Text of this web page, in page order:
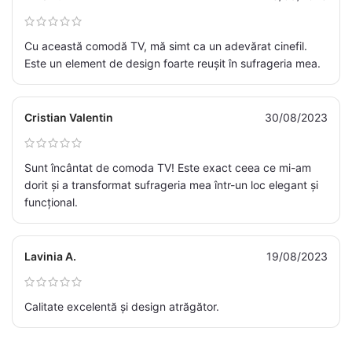
Cu această comodă TV, mă simt ca un adevărat cinefil.
Este un element de design foarte reușit în sufrageria mea.
Cristian Valentin 30/08/2023
Sunt încântat de comoda TV! Este exact ceea ce mi-am
dorit și a transformat sufrageria mea într-un loc elegant și
funcțional.
Lavinia A. 19/08/2023
Calitate excelentă și design atrăgător.